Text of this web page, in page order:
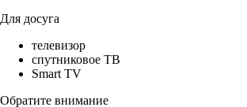
Для досуга
телевизор
спутниковое ТВ
Smart TV
Обратите внимание